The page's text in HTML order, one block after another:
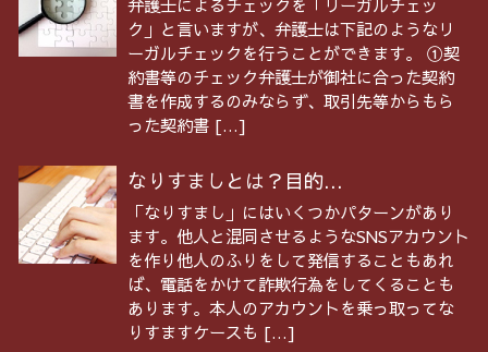
弁護士によるチェックを「リーガルチェッ
ク」と言いますが、弁護士は下記のようなリ
ーガルチェックを行うことができます。 ①契
約書等のチェック弁護士が御社に合った契約
書を作成するのみならず、取引先等からもら
った契約書 […]
なりすましとは？目的...
「なりすまし」にはいくつかパターンがあり
ます。他人と混同させるようなSNSアカウント
を作り他人のふりをして発信することもあれ
ば、電話をかけて詐欺行為をしてくることも
あります。本人のアカウントを乗っ取ってな
りすますケースも […]